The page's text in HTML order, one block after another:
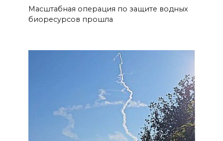
Масштабная операция по защите водных
биоресурсов прошла